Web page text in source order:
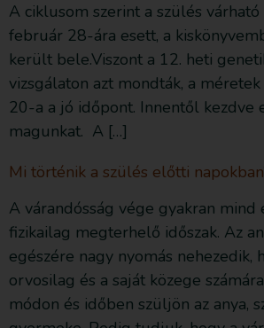
A ciklusom szerint a szülés
február 28-ára esett, a
került bele.Viszont a 12. heti
vizsgálaton azt mondták, a
20-a a jó időpont. Innentől kezdve
magunkat. A […]
Mi történik a szülés előtti
A várandósság vége gyakran
fizikailag megterhelő időszak. Az
egészére nagy nyomás nehezedik,
orvosilag és a saját közege
módon és időben szüljön az anya,